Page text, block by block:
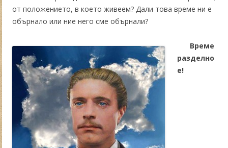
от положението, в което живеем? Дали това време ни е
обърнало или ние него сме обърнали?
Време
разделно
е!